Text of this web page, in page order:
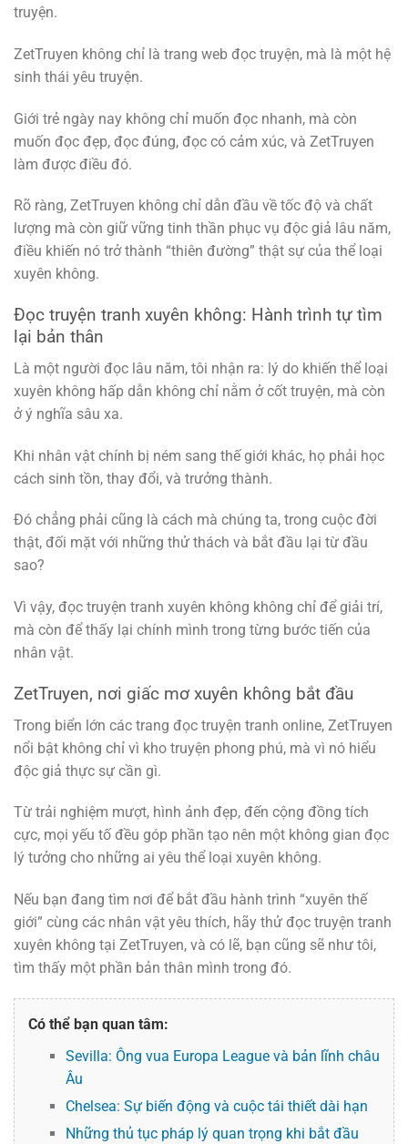
truyện.
ZetTruyen không chỉ là trang web đọc truyện, mà là một hệ
sinh thái yêu truyện.
Giới trẻ ngày nay không chỉ muốn đọc nhanh, mà còn
muốn đọc đẹp, đọc đúng, đọc có cảm xúc, và ZetTruyen
làm được điều đó.
Rõ ràng, ZetTruyen không chỉ dẫn đầu về tốc độ và chất
lượng mà còn giữ vững tinh thần phục vụ độc giả lâu năm,
điều khiến nó trở thành “thiên đường” thật sự của thể loại
xuyên không.
Đọc truyện tranh xuyên không: Hành trình tự tìm
lại bản thân
Là một người đọc lâu năm, tôi nhận ra: lý do khiến thể loại
xuyên không hấp dẫn không chỉ nằm ở cốt truyện, mà còn
ở ý nghĩa sâu xa.
Khi nhân vật chính bị ném sang thế giới khác, họ phải học
cách sinh tồn, thay đổi, và trưởng thành.
Đó chẳng phải cũng là cách mà chúng ta, trong cuộc đời
thật, đối mặt với những thử thách và bắt đầu lại từ đầu
sao?
Vì vậy, đọc truyện tranh xuyên không không chỉ để giải trí,
mà còn để thấy lại chính mình trong từng bước tiến của
nhân vật.
ZetTruyen, nơi giấc mơ xuyên không bắt đầu
Trong biển lớn các trang đọc truyện tranh online, ZetTruyen
nổi bật không chỉ vì kho truyện phong phú, mà vì nó hiểu
độc giả thực sự cần gì.
Từ trải nghiệm mượt, hình ảnh đẹp, đến cộng đồng tích
cực, mọi yếu tố đều góp phần tạo nên một không gian đọc
lý tưởng cho những ai yêu thể loại xuyên không.
Nếu bạn đang tìm nơi để bắt đầu hành trình “xuyên thế
giới” cùng các nhân vật yêu thích, hãy thử đọc truyện tranh
xuyên không tại ZetTruyen, và có lẽ, bạn cũng sẽ như tôi,
tìm thấy một phần bản thân mình trong đó.
Có thể bạn quan tâm:
Sevilla: Ông vua Europa League và bản lĩnh châu
Âu
Chelsea: Sự biến động và cuộc tái thiết dài hạn
Những thủ tục pháp lý quan trọng khi bắt đầu